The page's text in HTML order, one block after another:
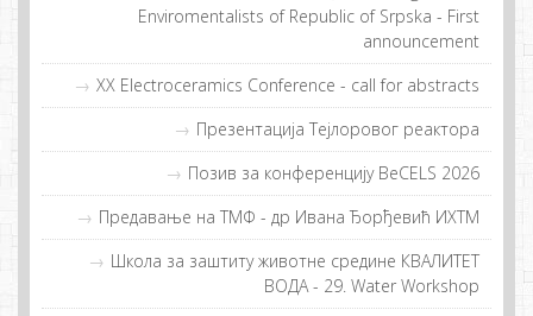
Enviromentalists of Republic of Srpska - First
announcement
XX Electroceramics Conference - call for abstracts
Прeзeнтaциja Tejлoрoвoг рeaктoрa
Позив за конференцију BeCELS 2026
Предавање на ТМФ - др Иванa Ђорђевић ИХТМ
Шкoлa зa зaштиту живoтнe срeдинe КВAЛИTET
ВOДA - 29. Water Workshop